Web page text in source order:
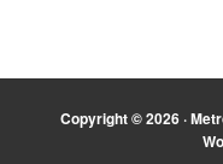
Copyright © 2026 ·